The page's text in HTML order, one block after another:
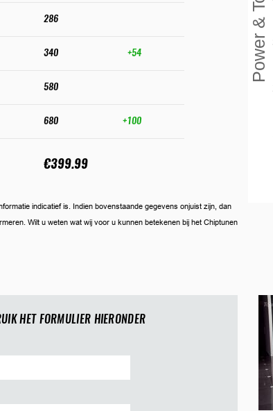
286
340 +54
580
680 +100
€399.99
indicatief is. Indien bovenstaande gegevens onjuist zijn, dan
Wilt u weten wat wij voor u kunnen betekenen bij het Chiptunen
HET FORMULIER HIERONDER